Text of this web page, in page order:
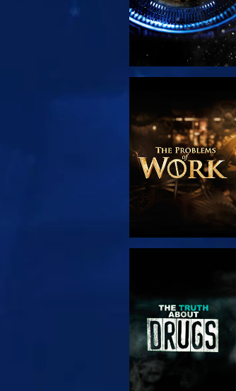
VERKEN DE SERIE